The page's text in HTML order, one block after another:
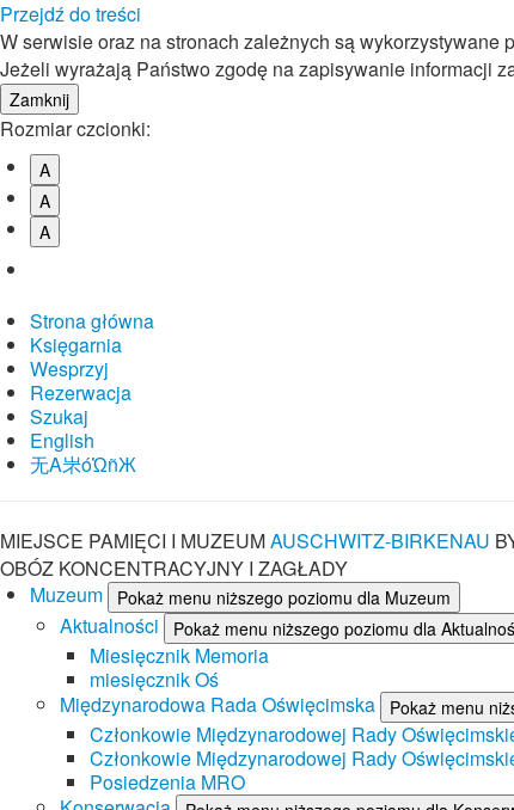
Przejdź do treści
W serwisie oraz na stronach zależnych są
Jeżeli wyrażają Państwo zgodę na zapisywanie informacji
Rozmiar czcionki:
A
A
A
Strona główna
Księgarnia
Wesprzyj
Rezerwacja
Szukaj
English
⽆A㞸óὨñЖ
MIEJSCE PAMIĘCI I MUZEUMAUSCHWITZ-BIRKENAU
OBÓZ KONCENTRACYJNY I ZAGŁADY
Muzeum
Pokaż menu niższego poziomu dla Muzeum
Aktualności Pokaż menu niższego poziomu dla
Miesięcznik Memoria
miesięcznik Oś
Międzynarodowa Rada Oświęcimska
Pokaż menu
Członkowie Międzynarodowej Rady
Członkowie Międzynarodowej Rady
Posiedzenia MRO